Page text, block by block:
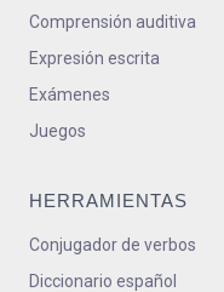
Comprensión auditiva
Expresión escrita
Exámenes
Juegos
HERRAMIENTAS
Conjugador de verbos
Diccionario español